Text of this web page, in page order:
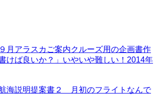
月アラスカご案内クルーズ用の企画書作
ば良いか？」いやいや難しい！ 2014年
海説明提案書２ 月初のフライトなんで